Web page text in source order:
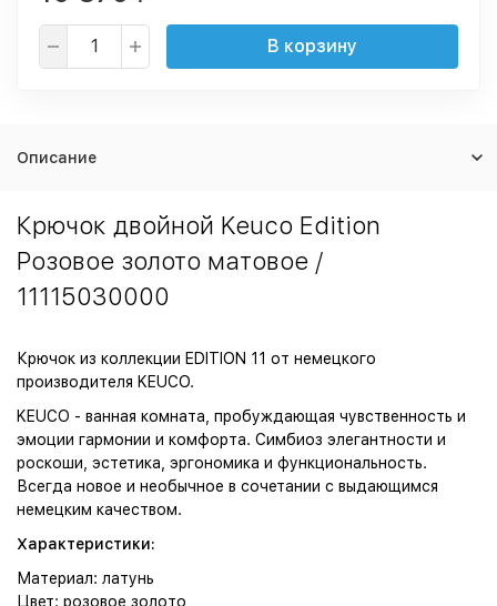
В корзину
Описание
Крючок двойной Keuco Edition
Розовое золото матовое /
11115030000
Крючок из коллекции EDITION 11 от немецкого
производителя KEUCO.
KEUCO - ванная комната, пробуждающая чувственность и
эмоции гармонии и комфорта. Симбиоз элегантности и
роскоши, эстетика, эргономика и функциональность.
Всегда новое и необычное в сочетании с выдающимся
немецким качеством.
Характеристики:
Материал: латунь
Цвет: розовое золото